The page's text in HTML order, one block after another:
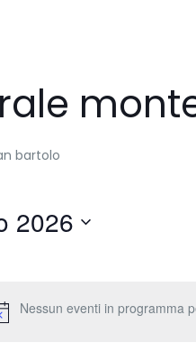
Nessun eventi in programma
bartolo
2026